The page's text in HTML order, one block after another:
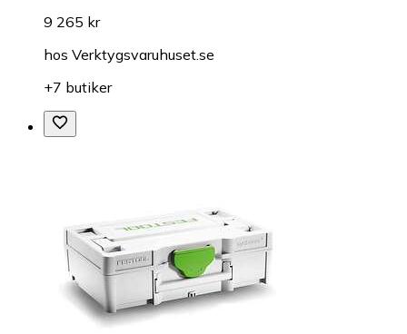
9 265 kr
hos Verktygsvaruhuset.se
+7 butiker